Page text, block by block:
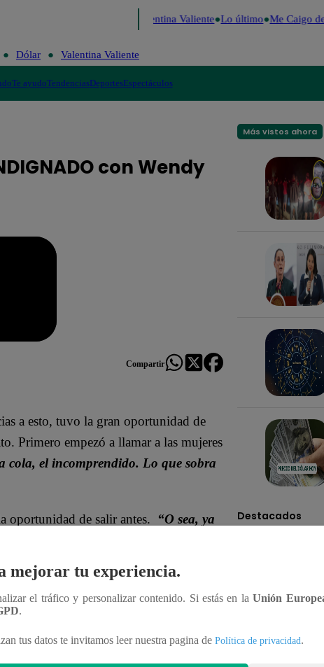
Valentina Valiente Lo último Me Caigo de
Dólar Valentina Valiente
Te ayudoTendenciasDeportesEspectáculos
con Wendy
Compartir
a esto, tuvo la gran oportunidad de
Primero empezó a llamar a las mujeres
cola, el incomprendido. Lo que sobra
oportunidad de salir antes. “O sea, ya
la señora Wendy e Israel está al
Más vistos ahora
Destacados
mejorar tu experiencia.
el tráfico y personalizar contenido. Si estás en laUnión
.
tus datos te invitamos leer nuestra pagina de Política de privacidad.